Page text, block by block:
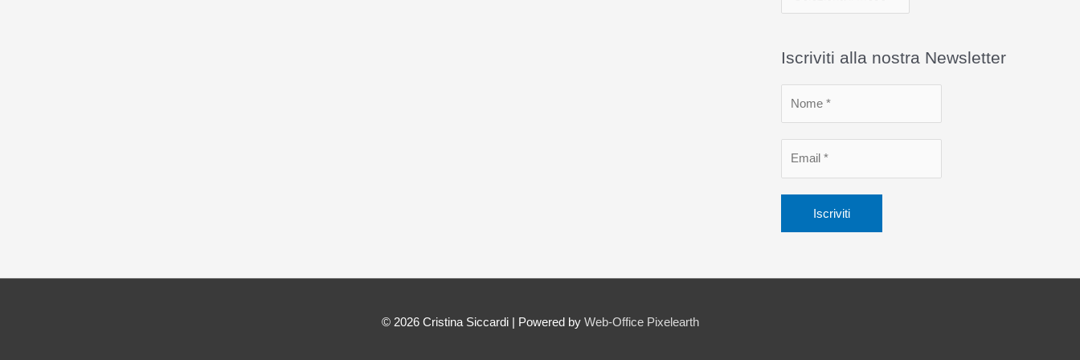
r
h
i
Iscriviti alla nostra Newsletter
© 2026 Cristina Siccardi| Powered by Web-Office Pixelearth